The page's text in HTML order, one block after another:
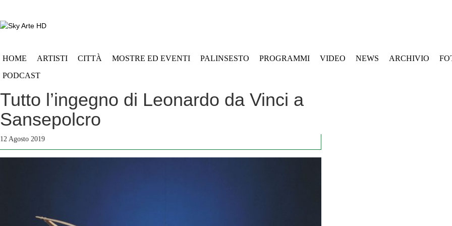
HOME ARTISTI CITTÀ MOSTRE ED EVENTI PALINSESTO PROGRAMMI VIDEO NEWS ARCHIVIO
PODCAST
Tutto l’ingegno di Leonardo da Vinci a
Sansepolcro
12 Agosto 2019